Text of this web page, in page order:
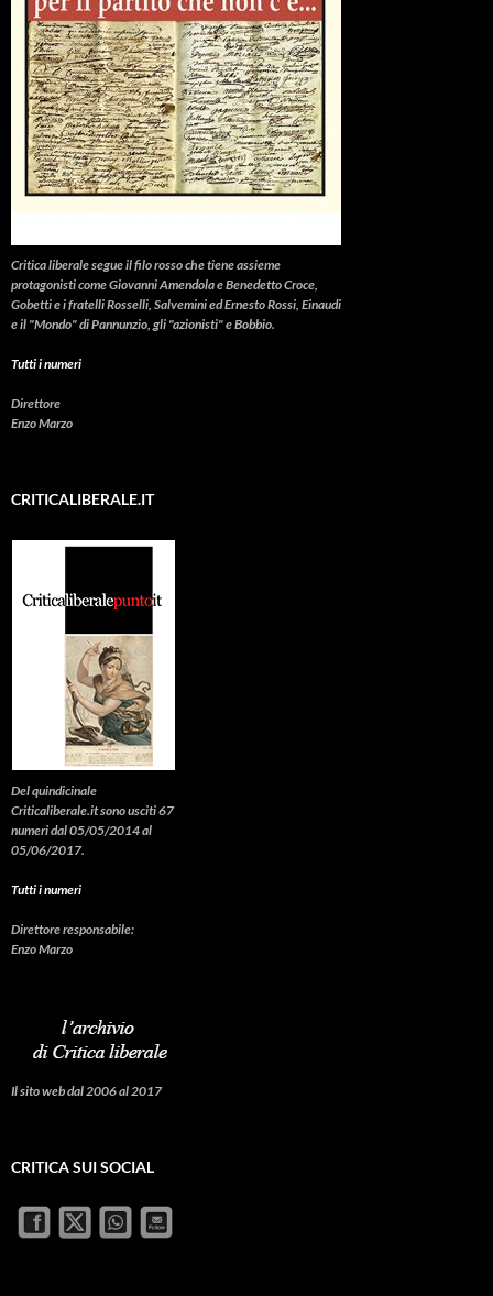
Critica liberalesegue il filo rosso che tiene assieme
protagonisti come Giovanni Amendola e Benedetto Croce,
Gobetti e i fratelli Rosselli, Salvemini ed Ernesto Rossi, Einaudi
e il "Mondo" di Pannunzio, gli "azionisti" e Bobbio.
Tutti i numeri
Direttore
Enzo Marzo
CRITICALIBERALE.IT
Del quindicinale
Criticaliberale.it sono usciti 67
numeri dal 05/05/2014 al
05/06/2017.
Tutti i numeri
Direttore responsabile:
Enzo Marzo
Il sito web dal 2006 al 2017
CRITICA SUI SOCIAL